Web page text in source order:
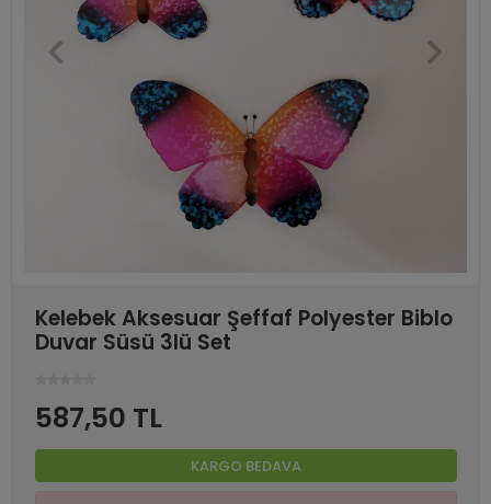
Kelebek Aksesuar Şeffaf Polyester Biblo
Duvar Süsü 3lü Set
587,50 TL
KARGO BEDAVA